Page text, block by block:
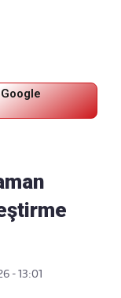
- 13:01